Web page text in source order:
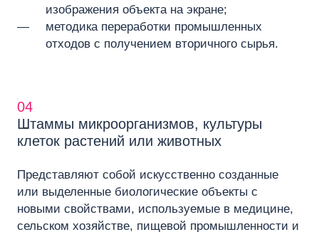
изображения объекта на экране;
методика переработки промышленных
отходов с получением вторичного сырья.
04
Штаммы микроорганизмов, культуры
клеток растений или животных
Представляют собой искусственно созданные
или выделенные биологические объекты с
новыми свойствами, используемые в медицине,
сельском хозяйстве, пищевой промышленности и